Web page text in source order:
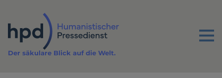
Inhalt
Menu
Der säkulare Blick auf die Welt.